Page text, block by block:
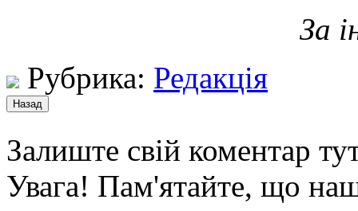
За
Рубрика: Редакція
Залиште свій коментар
Увага! Пам'ятайте, що